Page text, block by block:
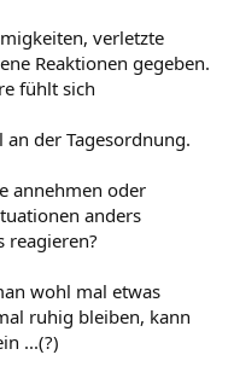
verletzte
Reaktionen gegeben.
fühlt sich
der Tagesordnung.
annehmen oder
anders
reagieren?
wohl mal etwas
ruhig bleiben, kann
...(?)